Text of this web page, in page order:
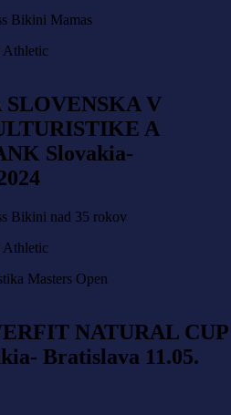
Bikini Mamas
Athletic
V
A
Slovakia-
Bikini nad 35 rokov
Athletic
Masters Open
NATURAL CUP
Bratislava 11.05.